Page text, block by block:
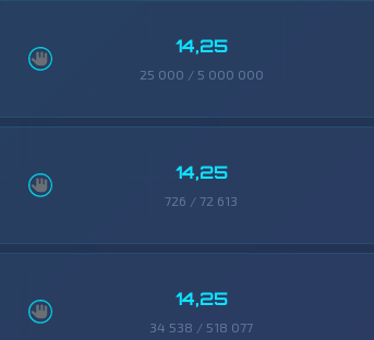
14,25
25 000 / 5 000 000
14,25
726 / 72 613
14,25
34 538 / 518 077